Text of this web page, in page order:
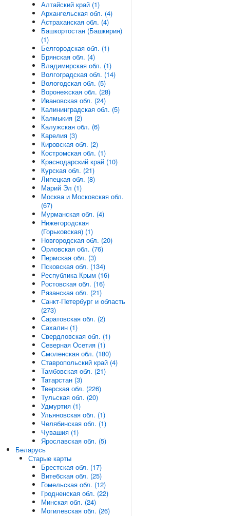
Алтайский край (1)
Архангельская обл. (4)
Астраханская обл. (4)
Башкортостан (Башкирия)
(1)
Белгородская обл. (1)
Брянская обл. (4)
Владимирская обл. (1)
Волгоградская обл. (14)
Вологодская обл. (5)
Воронежская обл. (28)
Ивановская обл. (24)
Калининградская обл. (5)
Калмыкия (2)
Калужская обл. (6)
Карелия (3)
Кировская обл. (2)
Костромская обл. (1)
Краснодарский край (10)
Курская обл. (21)
Липецкая обл. (8)
Марий Эл (1)
Москва и Московская обл.
(67)
Мурманская обл. (4)
Нижегородская
(Горьковская) (1)
Новгородская обл. (20)
Орловская обл. (76)
Пермская обл. (3)
Псковская обл. (134)
Республика Крым (16)
Ростовская обл. (16)
Рязанская обл. (21)
Санкт-Петербург и область
(273)
Саратовская обл. (2)
Сахалин (1)
Свердловская обл. (1)
Северная Осетия (1)
Смоленская обл. (180)
Ставропольский край (4)
Тамбовская обл. (21)
Татарстан (3)
Тверская обл. (226)
Тульская обл. (20)
Удмуртия (1)
Ульяновская обл. (1)
Челябинская обл. (1)
Чувашия (1)
Ярославская обл. (5)
Беларусь
Старые карты
Брестская обл. (17)
Витебская обл. (25)
Гомельская обл. (12)
Гродненская обл. (22)
Минская обл. (24)
Могилевская обл. (26)